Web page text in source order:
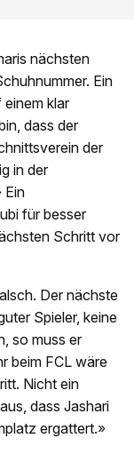
nächsten
Ein
klar
dass der
der
in der
Ein
für besser
Schritt vor
Der nächste
Spieler, keine
so muss er
beim FCL wäre
Nicht ein
dass Jashari
ergattert.»